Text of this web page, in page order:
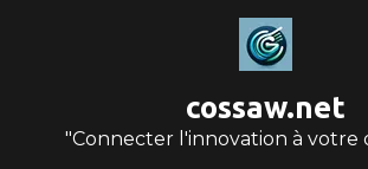
cossaw.net
"Connecter l'innovation à votre